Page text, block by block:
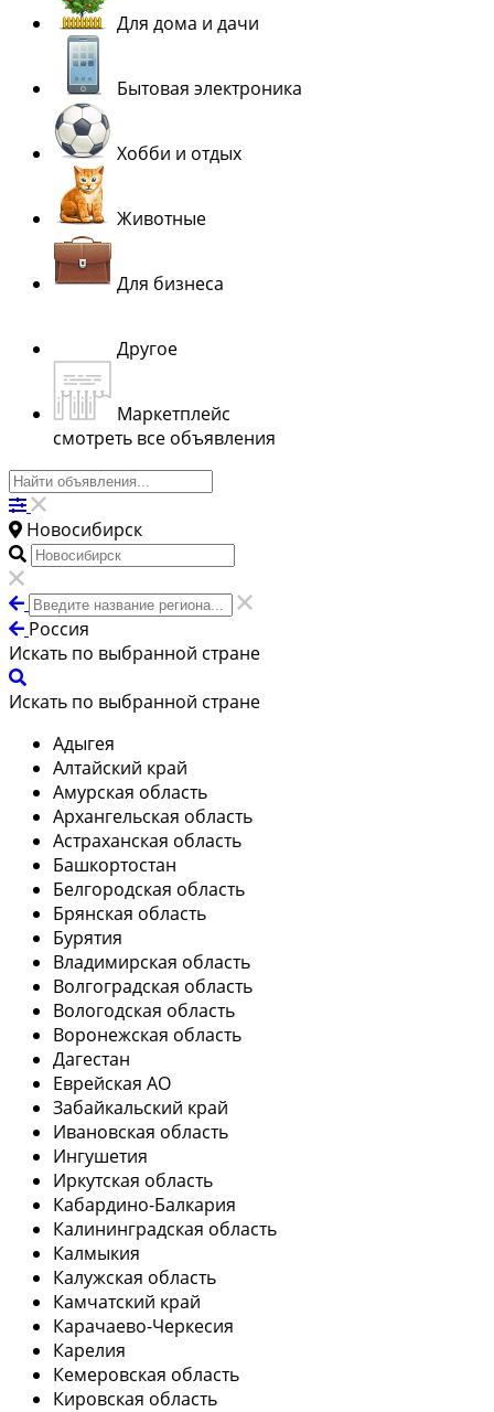
Для дома и дачи
Бытовая электроника
Хобби и отдых
Животные
Для бизнеса
Другое
Маркетплейс
смотреть все объявления
Новосибирск
Россия
Искать по выбранной стране
Искать по выбранной стране
Адыгея
Алтайский край
Амурская область
Архангельская область
Астраханская область
Башкортостан
Белгородская область
Брянская область
Бурятия
Владимирская область
Волгоградская область
Вологодская область
Воронежская область
Дагестан
Еврейская АО
Забайкальский край
Ивановская область
Ингушетия
Иркутская область
Кабардино-Балкария
Калининградская область
Калмыкия
Калужская область
Камчатский край
Карачаево-Черкесия
Карелия
Кемеровская область
Кировская область